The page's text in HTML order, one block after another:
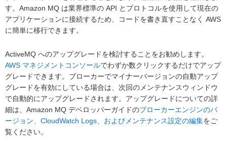
す。Amazon MQ は業界標準の API とプロトコルを使用して現在の
アプリケーションに接続するため、コードを書き直すことなく AWS
に簡単に移行できます。
ActiveMQ へのアップグレードを検討することをお勧めします。
AWS マネジメントコンソールでわずか数クリックするだけでアップ
グレードできます。ブローカーでマイナーバージョンの自動アップ
グレードを有効にしている場合は、次回のメンテナンスウィンドウ
で自動的にアップグレードされます。アップグレードについての詳
細は、Amazon MQ デベロッパーガイドのブローカーエンジンのバ
ージョン、CloudWatch Logs、およびメンテナンス設定の編集をご
覧ください。